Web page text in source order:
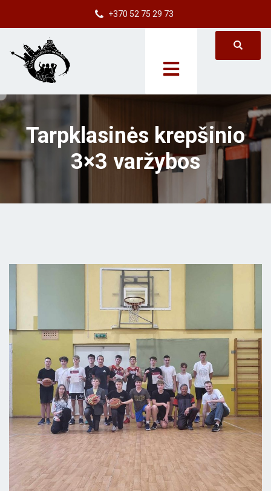
+370 52 75 29 73
Tarpklasinės krepšinio
3×3 varžybos